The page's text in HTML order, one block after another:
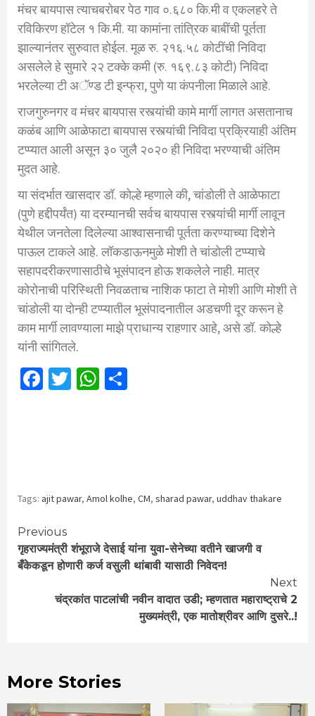
मंचर बायपास त्याचबरोबर पेठ गाव ०.६८० कि.मी व एकलहरे ते
रविकिरण हॉटेल १ कि.मी. या कामांना तांत्रिक बाबींची पूर्तता
झाल्यानंतर सुरुवात होईल. मूळ रु. २१६.५८ कोटींची निविदा
असलेले हे सुमारे २२ टक्के कमी (रु. १६९.८३ कोटी) निविदा
भरलेल्या टी अॅण्ड टी इन्फ्रा, पुणे या कंपनीला मिळाले आहे.
राजगुरुनगर व मंचर बायपास रस्त्यांची कामे मार्गी लागत असतानाच
कळंब आणि आळेफाटा बायपास रस्त्यांची निविदा प्रक्रियाही अंतिम
टप्प्यात आली असून ३० जुलै २०२० ही निविदा भरण्याची अंतिम
मुदत आहे.
या संदर्भात खासदार डॉ. कोल्हे म्हणाले की, चांडोली ते आळेफाटा
(पुणे हद्दीपर्यंत) या दरम्यानची सर्वच बायपास रस्त्यांची मार्गी लावून
येथील जनतेला दिलेल्या आश्वासनाची पूर्तता करण्याच्या दिशेने
पाऊल टाकले आहे. लॉकडाऊनमुळे मोशी ते चांडोली टप्प्याचे
सहापदरीकरणासाठीचे भूसंपादन होऊ शकलेले नाही. मात्र
कोरोनाची परिस्थिती निवळताच नाशिक फाटा ते मोशी आणि मोशी ते
चांडोली या दोन्ही टप्प्यातील भूसंपादनातील अडचणी दूर करून हे
काम मार्गी लावण्याला माझे प्राधान्य राहणार आहे, असे डॉ. कोल्हे
यांनी सांगितले.
Facebook
TwitterWhatsApp
Tags: ajit pawar, Amol kolhe, CM, sharad pawar, uddhav thakare
Continue
Reading
Previous
गृहराज्यमंत्री शंभूराजे देसाई यांना युवा-सेनेच्या वतीने खाजगी व
बँकेकडून होणारी कर्ज वसुली थांबावी यासाठी निवेदन!
Next
चंद्रकांत पाटलांची नवीन वादात उडी; म्हणतात महाराष्ट्राचे 2
मुख्यमंत्री, एक मातोश्रीवर आणि दुसरे..!
More Stories